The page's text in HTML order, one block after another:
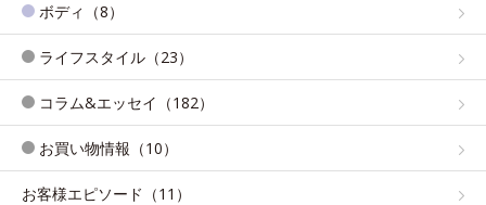
ボディ（8）
ライフスタイル（23）
コラム&エッセイ（182）
お買い物情報（10）
お客様エピソード（11）